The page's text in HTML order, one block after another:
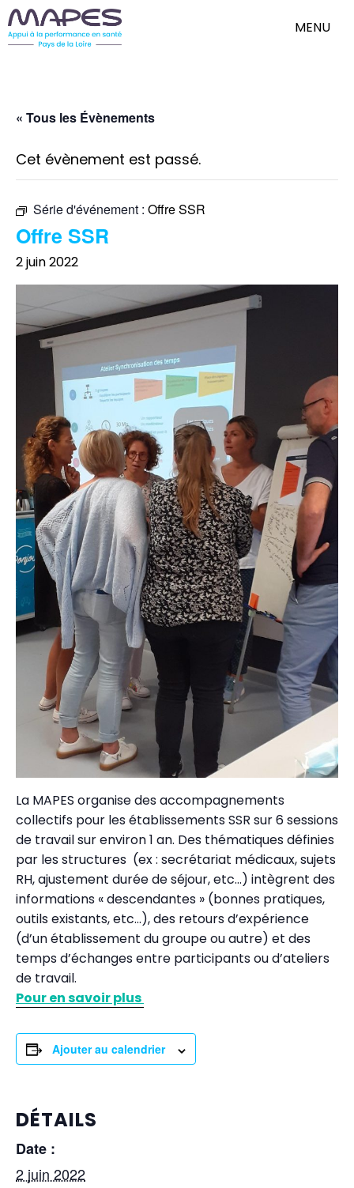
MENU
« Tous les Évènements
Cet évènement est passé.
Série d'événement : Offre SSR
Offre SSR
2 juin 2022
La MAPES organise des accompagnements
collectifs pour les établissements SSR sur 6 sessions
de travail sur environ 1 an. Des thématiques définies
par les structures (ex : secrétariat médicaux, sujets
RH, ajustement durée de séjour, etc…) intègrent des
informations « descendantes » (bonnes pratiques,
outils existants, etc…), des retours d’expérience
(d’un établissement du groupe ou autre) et des
temps d’échanges entre participants ou d’ateliers
de travail.
Pour en savoir plus
Ajouter au calendrier
DÉTAILS
Date :
2 juin 2022